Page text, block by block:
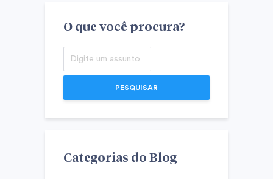
O que você procura?
PESQUISAR
Categorias do Blog